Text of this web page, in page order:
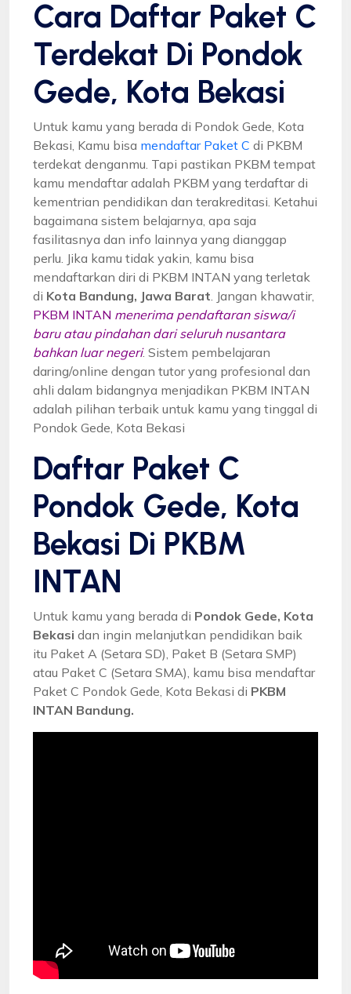
Cara Daftar Paket C
Terdekat Di Pondok
Gede, Kota Bekasi
Untuk kamu yang berada di Pondok Gede, Kota
Bekasi, Kamu bisa mendaftar Paket C di PKBM
terdekat denganmu. Tapi pastikan PKBM tempat
kamu mendaftar adalah PKBM yang terdaftar di
kementrian pendidikan dan terakreditasi. Ketahui
bagaimana sistem belajarnya, apa saja
fasilitasnya dan info lainnya yang dianggap
perlu. Jika kamu tidak yakin, kamu bisa
mendaftarkan diri di PKBM INTAN yang terletak
di Kota Bandung, Jawa Barat . Jangan khawatir,
PKBM INTAN menerima pendaftaran siswa/i
baru atau pindahan dari seluruh nusantara
bahkan luar negeri. Sistem pembelajaran
daring/online dengan tutor yang profesional dan
ahli dalam bidangnya menjadikan PKBM INTAN
adalah pilihan terbaik untuk kamu yang tinggal di
Pondok Gede, Kota Bekasi
Daftar Paket C
Pondok Gede, Kota
Bekasi Di PKBM
INTAN
Untuk kamu yang berada di Pondok Gede, Kota
Bekasi dan ingin melanjutkan pendidikan baik
itu Paket A (Setara SD), Paket B (Setara SMP)
atau Paket C (Setara SMA), kamu bisa mendaftar
Paket C Pondok Gede, Kota Bekasi di PKBM
INTAN Bandung.